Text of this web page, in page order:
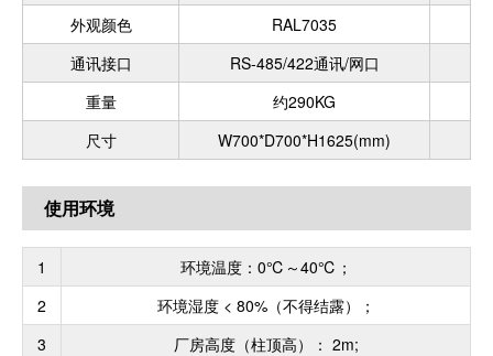
外观颜色
RAL7035
通讯接口
RS-485/422通讯/网口
重量
约290KG
尺寸
W700*D700*H1625(mm)
使用环境
1
环境温度：0℃～40℃；
2
环境湿度 < 80%（不得结露）；
3
厂房高度（柱顶高）： 2m;